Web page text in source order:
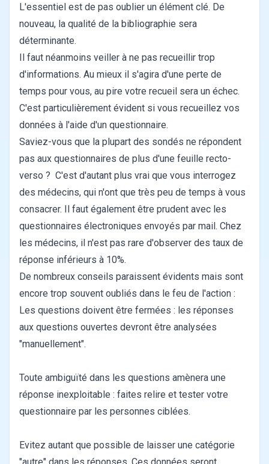
L'essentiel est de pas oublier un élément clé. De
nouveau, la qualité de la bibliographie sera
déterminante.
Il faut néanmoins veiller à ne pas recueillir trop
d'informations. Au mieux il s'agira d'une perte de
temps pour vous, au pire votre recueil sera un échec.
C'est particulièrement évident si vous recueillez vos
données à l'aide d'un questionnaire.
Saviez-vous que la plupart des sondés ne répondent
pas aux questionnaires de plus d'une feuille recto-
verso ? C'est d'autant plus vrai que vous interrogez
des médecins, qui n'ont que très peu de temps à vous
consacrer. Il faut également être prudent avec les
questionnaires électroniques envoyés par mail. Chez
les médecins, il n'est pas rare d'observer des taux de
réponse inférieurs à 10%.
De nombreux conseils paraissent évidents mais sont
encore trop souvent oubliés dans le feu de l'action :
Les questions doivent être fermées : les réponses
aux questions ouvertes devront être analysées
"manuellement".
Toute ambiguïté dans les questions amènera une
réponse inexploitable : faites relire et tester votre
questionnaire par les personnes ciblées.
Evitez autant que possible de laisser une catégorie